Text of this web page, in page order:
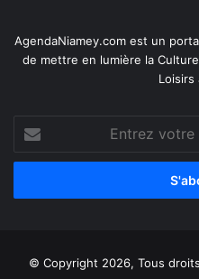
AgendaNiamey.com est un
de mettre en lumière la
Loisirs
votre
adresse
© Copyright 2026, Tous